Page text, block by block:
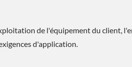
de l'équipement du client,
d'application.